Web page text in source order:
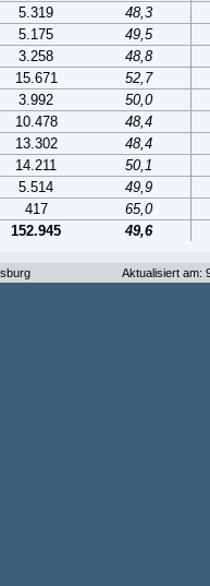
5.319
48,3
5.175
49,5
3.258
48,8
15.671
52,7
3.992
50,0
10.478
48,4
13.302
48,4
14.211
50,1
5.514
49,9
417
65,0
152.945 49,6
Aktualisiert am: